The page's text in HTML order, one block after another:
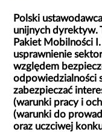
Polski
unijnych dyrektyw.
Pakiet Mobilności
usprawnienie
względem
odpowiedzialności
zabezpieczać
(warunki pracy i
(warunki do
oraz uczciwej